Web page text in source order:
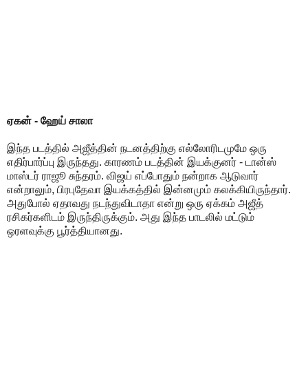
ஏகன் - ஹேய் சாலா
இந்த படத்தில் அஜீத்தின் நடனத்திற்கு எல்லோரிடமுமே ஒரு
எதிர்பார்ப்பு இருந்தது. காரணம் படத்தின் இயக்குனர் - டான்ஸ்
மாஸ்டர் ராஜூ சுந்தரம். விஜய் எப்போதும் நன்றாக ஆடுவார்
என்றாலும், பிரபுதேவா இயக்கத்தில் இன்னமும் கலக்கியிருந்தார்.
அதுபோல் ஏதாவது நடந்துவிடாதா என்று ஒரு ஏக்கம் அஜீத்
ரசிகர்களிடம் இருந்திருக்கும். அது இந்த பாடலில் மட்டும்
ஒரளவுக்கு பூர்த்தியானது.